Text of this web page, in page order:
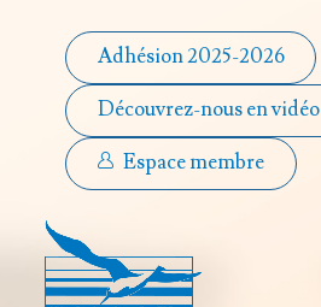
Adhésion 2025-2026
Découvrez-nous en vidéo
Espace membre